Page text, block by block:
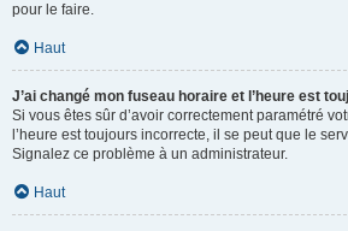
pour le faire.
Haut
J’ai changé mon fuseau horaire et l’heure est
Si vous êtes sûr d’avoir correctement paramétré
l’heure est toujours incorrecte, il se peut que le
Signalez ce problème à un administrateur.
Haut